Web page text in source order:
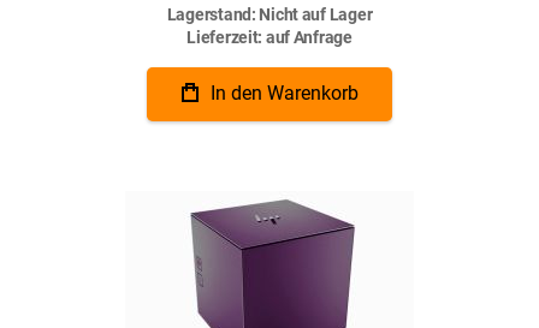
Lagerstand: Nicht auf Lager
Lieferzeit: auf Anfrage
In den Warenkorb